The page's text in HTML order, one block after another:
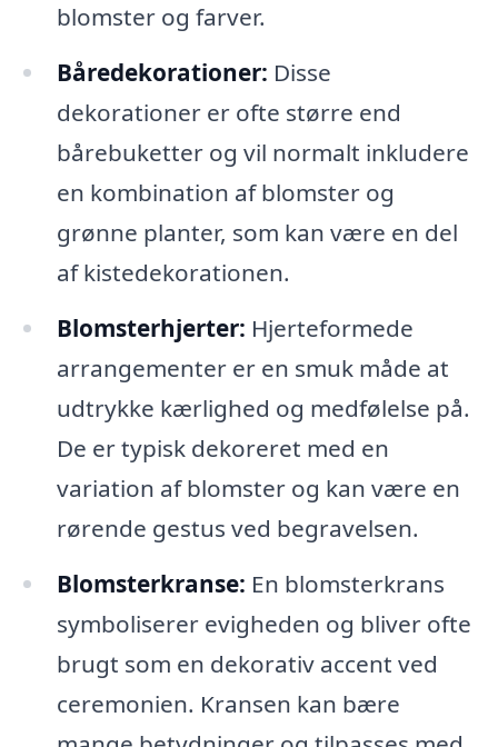
blomster og farver.
Båredekorationer: Disse
dekorationer er ofte større end
bårebuketter og vil normalt inkludere
en kombination af blomster og
grønne planter, som kan være en del
af kistedekorationen.
Blomsterhjerter: Hjerteformede
arrangementer er en smuk måde at
udtrykke kærlighed og medfølelse på.
De er typisk dekoreret med en
variation af blomster og kan være en
rørende gestus ved begravelsen.
Blomsterkranse: En blomsterkrans
symboliserer evigheden og bliver ofte
brugt som en dekorativ accent ved
ceremonien. Kransen kan bære